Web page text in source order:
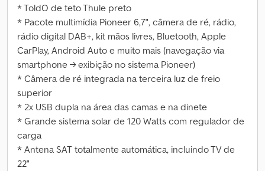
* ToldO de teto Thule preto
* Pacote multimídia Pioneer 6,7", câmera de ré, rádio,
rádio digital DAB+, kit mãos livres, Bluetooth, Apple
CarPlay, Android Auto e muito mais (navegação via
smartphone → exibição no sistema Pioneer)
* Câmera de ré integrada na terceira luz de freio
superior
* 2x USB dupla na área das camas e na dinete
* Grande sistema solar de 120 Watts com regulador de
carga
* Antena SAT totalmente automática, incluindo TV de
22"